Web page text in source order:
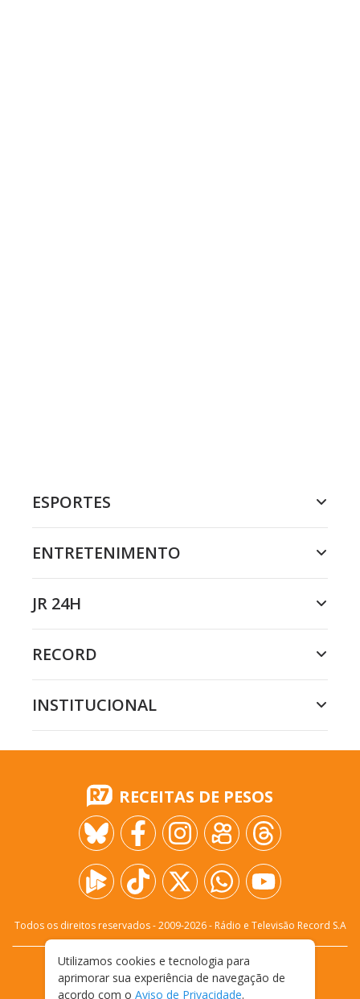
ESPORTES
ENTRETENIMENTO
JR 24H
RECORD
INSTITUCIONAL
RECEITAS DE PESOS
Todos os direitos reservados - 2009-2026- Rádio e Televisão Record S.A
FALE CONOSCO
PRIVACIDADE
TERMOS E CONDIÇÕES DE USO
Utilizamos cookies e tecnologia para
aprimorar sua experiência de navegação de
acordo com o Aviso de Privacidade.